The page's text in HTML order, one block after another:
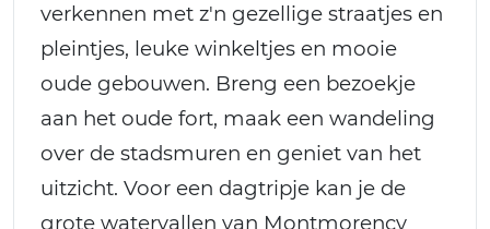
verkennen met z'n gezellige straatjes en
pleintjes, leuke winkeltjes en mooie
oude gebouwen. Breng een bezoekje
aan het oude fort, maak een wandeling
over de stadsmuren en geniet van het
uitzicht. Voor een dagtripje kan je de
grote watervallen van Montmorency